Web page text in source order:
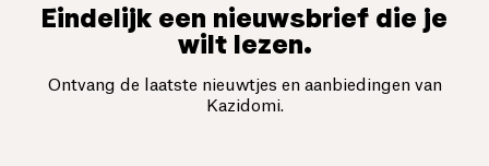
Eindelijk een nieuwsbrief die je
wilt lezen.
Ontvang de laatste nieuwtjes en aanbiedingen van
Kazidomi.